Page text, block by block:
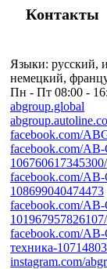
Контакты
Языки: русский,
немецкий,
Пн - Пт 08:00 -
abgroup.global
facebook.com/
facebook.com/
106760617345300/
facebook.com/
108699040474473
facebook.com/
101967957826107/
facebook.com/AB-
техника-
instagram.com/